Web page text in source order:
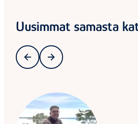
Uusimmat samasta